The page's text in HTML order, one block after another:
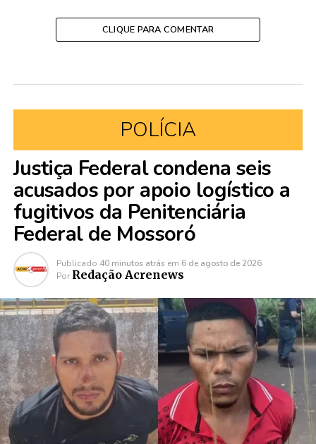
CLIQUE PARA COMENTAR
POLÍCIA
Justiça Federal condena seis
acusados por apoio logístico a
fugitivos da Penitenciária
Federal de Mossoró
Publicado 40 minutos atrás em 6 de agosto de 2026
Por Redação Acrenews